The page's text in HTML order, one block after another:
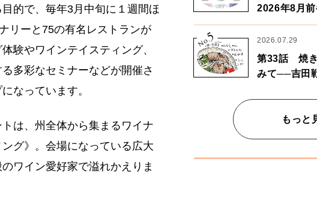
的で、毎年3月中旬に１週間ほ
リーと75の有名レストランが
験やワインテイスティング、
多彩なセミナーなどが開催さ
なっています。
は、州全体から集まるワイナ
グ》。会場になっている広大
ワイン愛好家で溢れかえりま
2026年8月
No.
5 2026.07.29
第33話 焼き
みて──吉田
もっと